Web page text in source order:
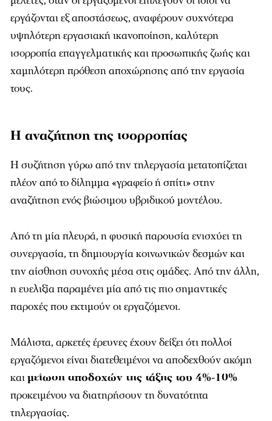
εργάζονται εξ αποστάσεως, αναφέρουν συχνότερα
υψηλότερη εργασιακή ικανοποίηση, καλύτερη
ισορροπία επαγγελματικής και προσωπικής ζωής και
χαμηλότερη πρόθεση αποχώρησης από την εργασία
τους.
Η αναζήτηση της ισορροπίας
Η συζήτηση γύρω από την τηλεργασία μετατοπίζεται
πλέον από το δίλημμα «γραφείο ή σπίτι» στην
αναζήτηση ενός βιώσιμου υβριδικού μοντέλου.
Από τη μία πλευρά, η φυσική παρουσία ενισχύει τη
συνεργασία, τη δημιουργία κοινωνικών δεσμών και
την αίσθηση συνοχής μέσα στις ομάδες. Από την άλλη,
η ευελιξία παραμένει μία από τις πιο σημαντικές
παροχές που εκτιμούν οι εργαζόμενοι.
Μάλιστα, αρκετές έρευνες έχουν δείξει ότι πολλοί
εργαζόμενοι είναι διατεθειμένοι να αποδεχθούν ακόμη
καιμείωση αποδοχών της τάξης του 4%-10%
προκειμένου να διατηρήσουν τη δυνατότητα
τηλεργασίας.